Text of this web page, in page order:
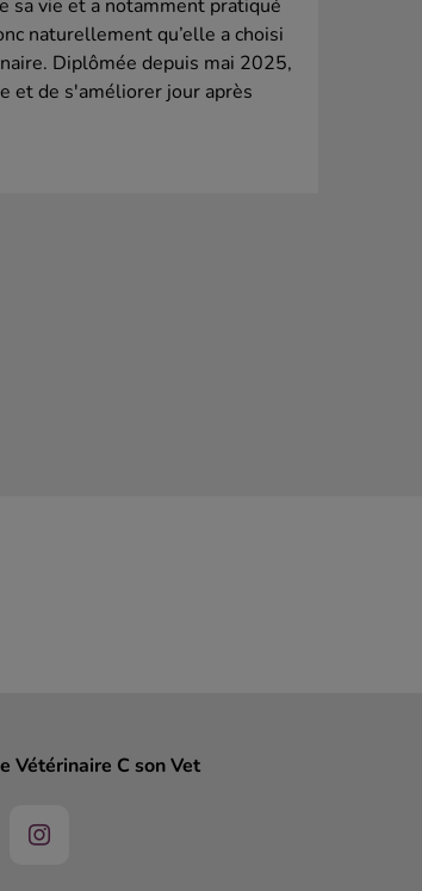
naturellement qu’elle a choisi
Diplômée depuis mai 2025,
et de s'améliorer jour après
Vétérinaire C son Vet